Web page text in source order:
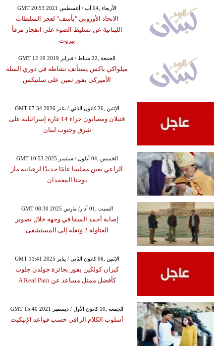
GMT 20:53 2021 الأربعاء ,04 آب / أغسطس
الاتحاد الأوروبي "يأسف" لعجز السلطات
اللبنانية عن تسليط الضوء على انفجار مرفأ
بيروت
GMT 12:19 2019 الجمعة ,22 شباط / فبراير
ميلواكي باكس يستأنف نشاطه في دوري السلة
الأميركي بفوز ثمين على سلتيكس
GMT 07:34 2026 الإثنين ,26 كانون الثاني / يناير
قتيلان ومصابون جراء 14 غارة إسرائيلية على
شرق وجنوب لبنان
GMT 10:53 2025 الخميس ,04 أيلول / سبتمبر
الراعي يعين مجلسا عامًا جديدًا لرهبانية مار
يوحنا المعمدان
GMT 08:30 2025 السبت ,01 آذار/ مارس
إصابة أحمد السقا في وجهه خلال تصوير
العتاولة 2 ونقله إلى المستشفى
GMT 11:41 2025 الإثنين ,06 كانون الثاني / يناير
كيران كولكين يفوز بجائزة جولدن جلوب
كأفضل ممثل مساعد عن A Real Pain
GMT 15:40 2021 الجمعة ,10 كانون الأول / ديسمبر
أسلوب الكلام الراقي حسب قواعد الإتيكيت